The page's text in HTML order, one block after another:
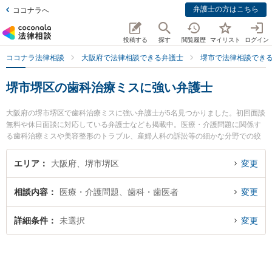
ココナラへ 弁護士の方はこちら
投稿する 探す 閲覧履歴 マイリスト ログイン
ココナラ法律相談 大阪府で法律相談できる弁護士 堺市で法律相談でき
堺市堺区の歯科治療ミスに強い弁護士
大阪府の堺市堺区で歯科治療ミスに強い弁護士が5名見つかりました。初回面談
無料や休日面談に対応している弁護士なども掲載中。医療・介護問題に関係す
る歯科治療ミスや美容整形のトラブル、産婦人科の訴訟等の細かな分野での絞
り込み検索もでき便利です。特に堺中央法律事務所の野田 雅史弁護士や堺駅前
法律事務所の橋 正幸弁護士、田渕総合法律事務所の田渕 大介弁護士のプロフィ
治療ミスのトラブル解決の実績豊富な近くの弁護士を検索したい』『初回相談
無料で歯科治療ミスを法律相談できる堺市堺区内の弁護士に相談予約したい』
などでお困りの相談者さんにおすすめです。
エリア 大阪府、堺市堺区 変更
相談内容 医療・介護問題、歯科・歯医者 変更
詳細条件 未選択 変更